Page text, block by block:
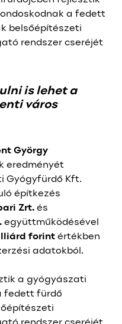
a fedett
belsőépítészeti
rendszer cseréjét
is lehet a
város
György
eredményét
Gyógyfürdő Kft.
építkezés
Zrt.és
együttműködésével
forint értékben
adatokból.
a gyógyászati
fedett fürdő